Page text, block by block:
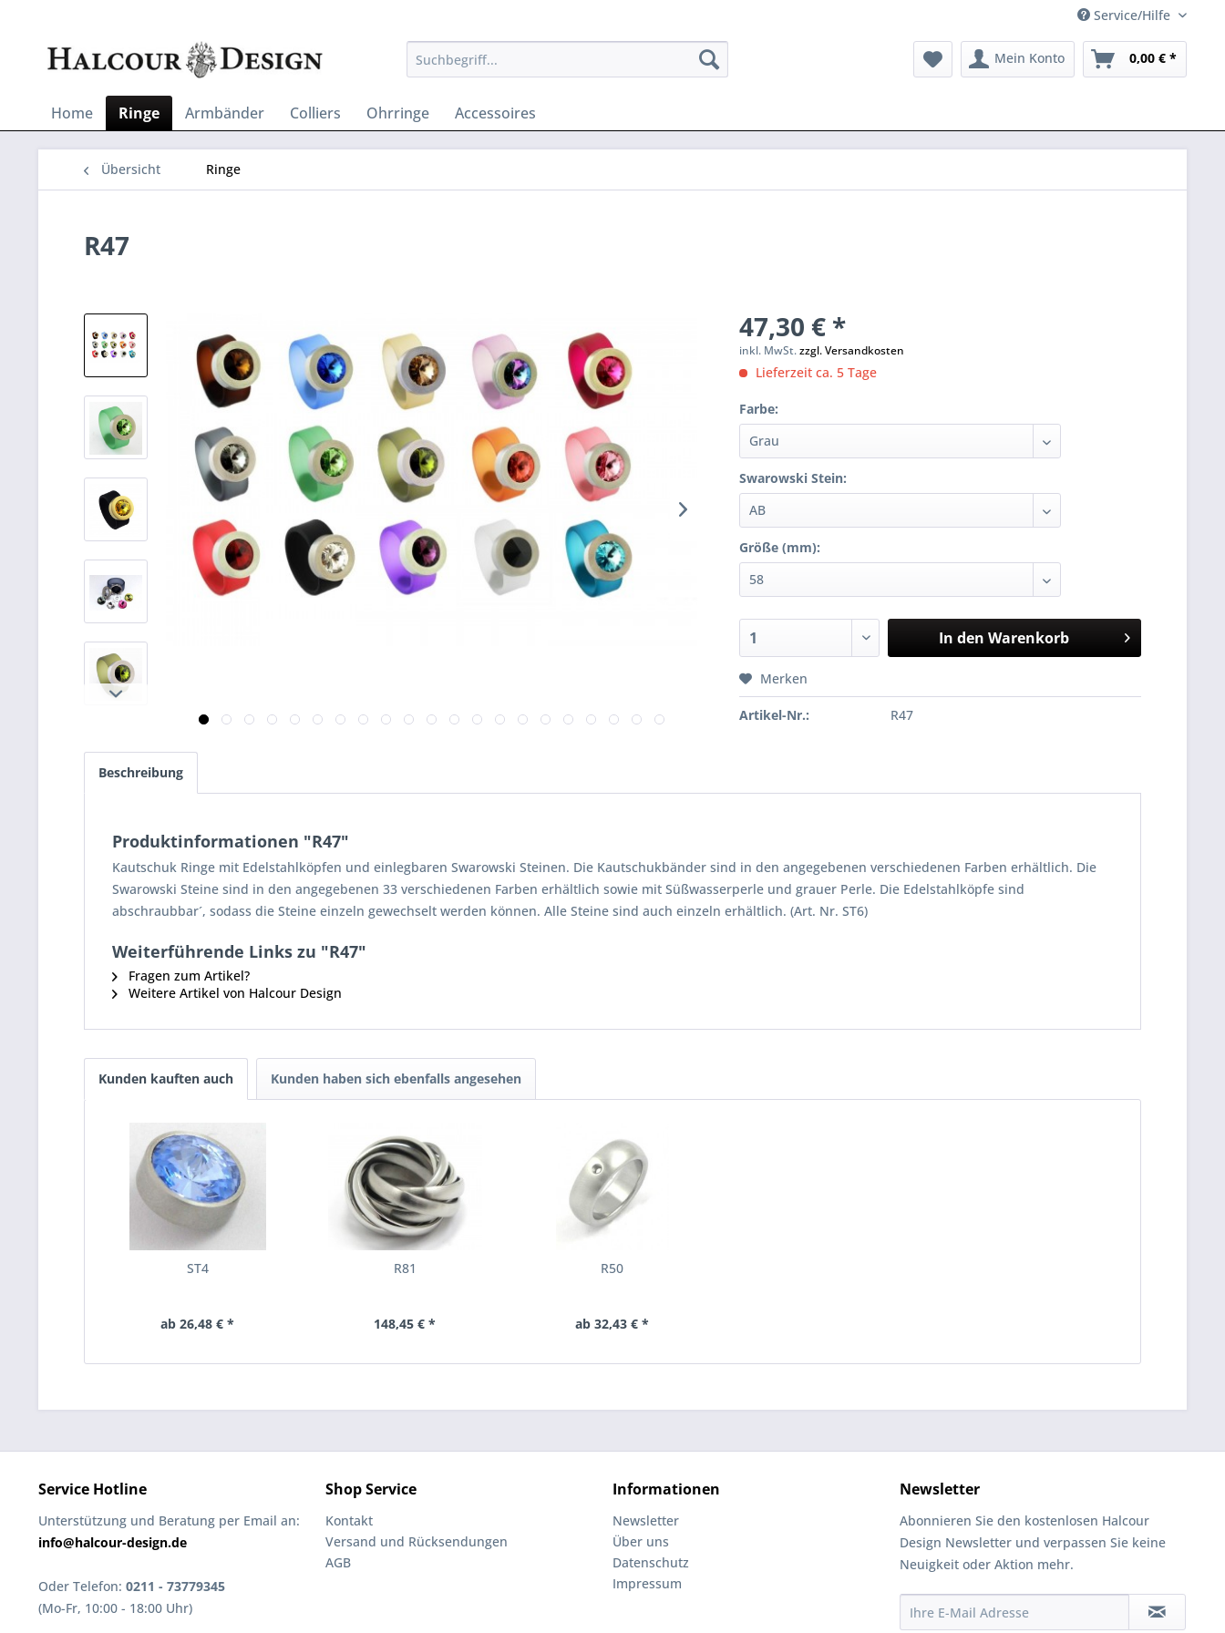
Service/Hilfe
Mein Konto 0,00 € *
Home Ringe Armbänder Colliers Ohrringe Accessoires
Übersicht Ringe
R47
47,30 € *
inkl. MwSt.zzgl. Versandkosten
Lieferzeit ca. 5 Tage
Farbe:
Swarowski Stein:
Größe (mm):
In den Warenkorb
Merken
Artikel-Nr.: R47
Beschreibung
Produktinformationen "R47"
Kautschuk Ringe mit Edelstahlköpfen und einlegbaren Swarowski Steinen. Die Kautschukbänder sind in den angegebenen verschiedenen Farben erhältlich. Die
Swarowski Steine sind in den angegebenen 33 verschiedenen Farben erhältlich sowie mit Süßwasserperle und grauer Perle. Die Edelstahlköpfe sind
abschraubbar´, sodass die Steine einzeln gewechselt werden können. Alle Steine sind auch einzeln erhältlich. (Art. Nr. ST6)
Weiterführende Links zu "R47"
Fragen zum Artikel?
Weitere Artikel von Halcour Design
Kunden kauften auch Kunden haben sich ebenfalls angesehen
ST4
ab 26,48 € *
R81
148,45 € *
R50
ab 32,43 € *
Service Hotline
Unterstützung und Beratung per Email an:
info@halcour-design.de
Oder Telefon: 0211 - 73779345
(Mo-Fr, 10:00 - 18:00 Uhr)
Shop Service
Kontakt
Versand und Rücksendungen
AGB
Informationen
Newsletter
Über uns
Datenschutz
Impressum
Newsletter
Abonnieren Sie den kostenlosen Halcour
Design Newsletter und verpassen Sie keine
Neuigkeit oder Aktion mehr.